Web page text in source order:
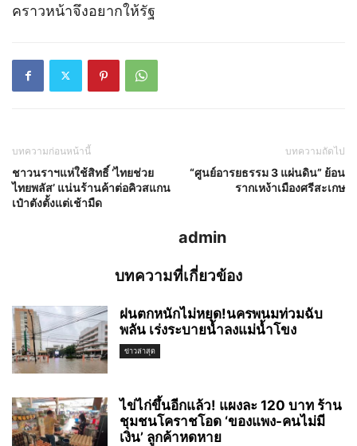
คราวหน้าจึงอยากให้รัฐ
บทความก่อนหน้านี้
ชาวนราฯแห่ใช้สิทธิ์ ‘ไทยช่วย
ไทยพลัส’ แน่นร้านค้าต่อคิวสแกน
เป๋าตังตั้งแต่เช้ามืด
บทความถัดไป
“ศูนย์อารยธรรม 3 แผ่นดิน” ย้อน
รากเหง้าเมืองศรีสะเกษ
admin
บทความที่เกี่ยวข้อง
ฝนตกหนักไม่หยุด!นครพนมท่วมฉับ
พลัน เร่งระบายน้ำลงแม่น้ำโขง
ข่าวล่าสุด
ไข่ไก่ขึ้นอีกแล้ว! แผงละ 120 บาท ร้าน
ชุมชนโคราชโอด ‘ของแพง-คนไม่มี
เงิน’ ลูกค้าหดหาย